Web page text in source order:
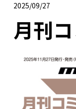
2025/09/27
2025年09月27日
月刊